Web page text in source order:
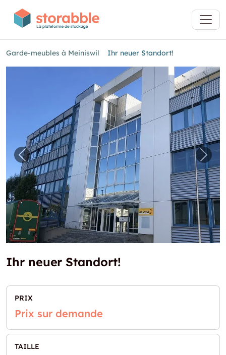
Garde-meubles à Meiniswil Ihr neuer Standort!
Image précédente pour "Ihr neuer Standort!"
Ihr neuer Standort!
PRIX
Prix sur demande
TAILLE